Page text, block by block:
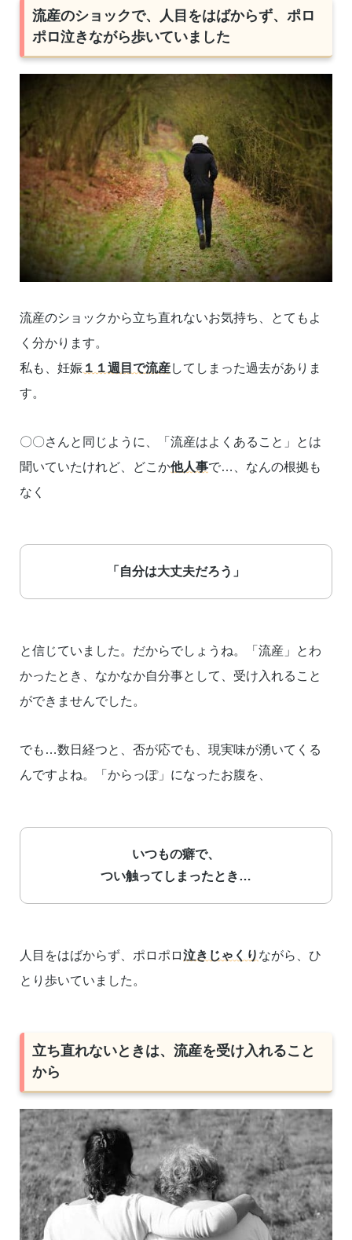
流産のショックで、人目をはばからず、ポロ
ポロ泣きながら歩いていました
流産のショックから立ち直れないお気持ち、とてもよ
く分かります。
私も、妊娠 １１週目で流産してしまった過去がありま
す。
〇〇さんと同じように、「流産はよくあること」とは
聞いていたけれど、どこか他人事で…、なんの根拠も
なく
「自分は大丈夫だろう」
と信じていました。だからでしょうね。「流産」とわ
かったとき、なかなか自分事として、受け入れること
ができませんでした。
でも…数日経つと、否が応でも、現実味が湧いてくる
んですよね。「からっぽ」になったお腹を、
いつもの癖で、
つい触ってしまったとき…
人目をはばからず、ポロポロ泣きじゃくり ながら、ひ
とり歩いていました。
立ち直れないときは、流産を受け入れること
から